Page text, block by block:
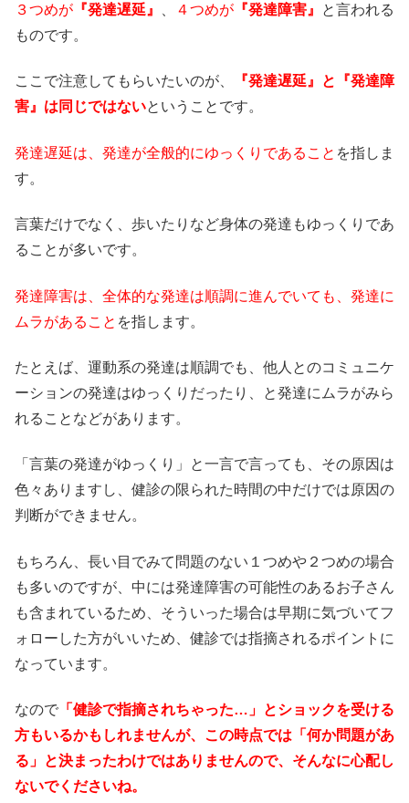
３つめが 『発達遅延』 ４つめが 『発達障害』
と言われる
ものです。
ここで注意してもらいたいのが、
『発達遅延』と『発達障
害』は同じではないということです。
発達遅延は、発達が全般的にゆっくりであること を指しま
す。
言葉だけでなく、歩いたりなど身体の発達もゆっくりであ
ることが多いです。
発達障害は、全体的な発達は順調に進んでいても、発達に
ムラがあること を指します。
たとえば、運動系の発達は順調でも、他人とのコミュニケ
ーションの発達はゆっくりだったり、と発達にムラがみら
れることなどがあります。
「言葉の発達がゆっくり」と一言で言っても、その原因は
色々ありますし、健診の限られた時間の中だけでは原因の
判断ができません。
もちろん、長い目でみて問題のない１つめや２つめの場合
も多いのですが、中には発達障害の可能性のあるお子さん
も含まれているため、そういった場合は早期に気づいてフ
ォローした方がいいため、健診では指摘されるポイントに
なっています。
なので 「健診で指摘されちゃった…」とショックを受ける
方もいるかもしれませんが、この時点では「何か問題があ
る」と決まったわけではありませんので、そんなに心配し
ないでくださいね。